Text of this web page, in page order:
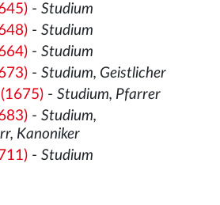
- Studium
- Studium
- Studium
- Studium, Geistlicher
- Studium, Pfarrer
- Studium,
Kanoniker
- Studium